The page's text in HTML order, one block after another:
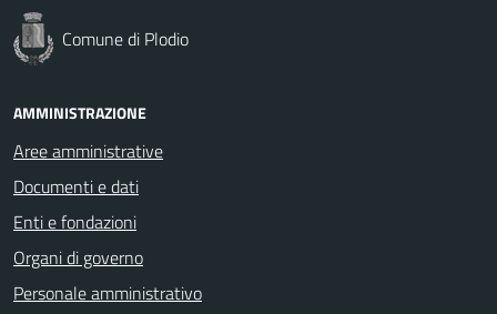
Comune di Plodio
AMMINISTRAZIONE
Aree amministrative
Documenti e dati
Enti e fondazioni
Organi di governo
Personale amministrativo